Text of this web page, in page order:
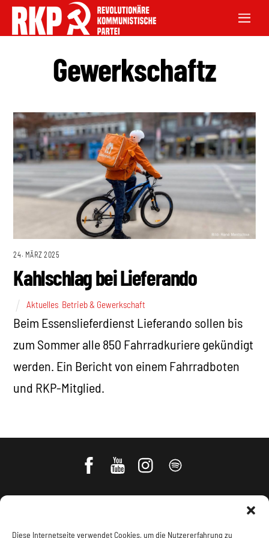
Diese Internetseite verwendet Cookies, um die Nutzererfahrung zu
Gewerkschaftz
24. MÄRZ 2025
Kahlschlag bei Lieferando
Aktuelles Betrieb & Gewerkschaft
Beim Essenslieferdienst Lieferando sollen bis
zum Sommer alle 850 Fahrradkuriere gekündigt
werden. Ein Bericht von einem Fahrradboten
und RKP-Mitglied.